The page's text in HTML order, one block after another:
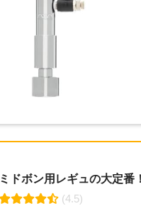
ミドボン用レギュの大定番！
(4.5)